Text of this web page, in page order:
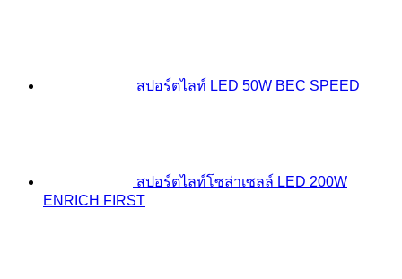
สปอร์ตไลท์ LED 50W BEC SPEED
สปอร์ตไลท์โซล่าเซลล์ LED 200W
ENRICH FIRST